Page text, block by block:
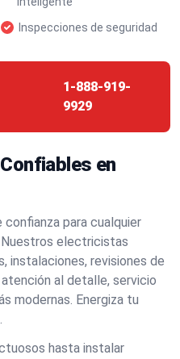
Inspecciones de seguridad
1-888-919-
9929
en
para cualquier
electricistas
instalaciones, revisiones de
al detalle, servicio
modernas. Energiza tu
hasta instalar